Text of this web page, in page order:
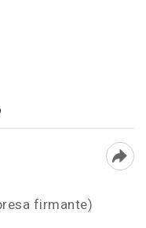
firmante)